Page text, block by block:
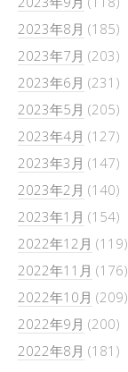
2023年8月 (185)
2023年7月 (203)
2023年6月 (231)
2023年5月 (205)
2023年4月 (127)
2023年3月 (147)
2023年2月 (140)
2023年1月 (154)
2022年12月 (119)
2022年11月 (176)
2022年10月 (209)
2022年9月 (200)
2022年8月 (181)